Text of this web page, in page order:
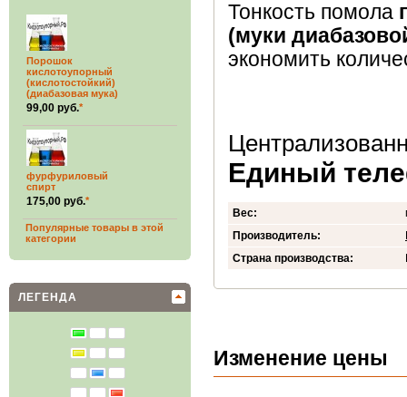
Порошок
кислотоупорный
(кислотостойкий)
(диабазовая мука)
99,00 руб.*
фурфуриловый
спирт
175,00 руб.*
Популярные товары в этой
категории
ЛЕГЕНДА
Тонкость помола
(муки
экономить
Единый
Вес:
Производитель:
Страна производства:
Изменение цены